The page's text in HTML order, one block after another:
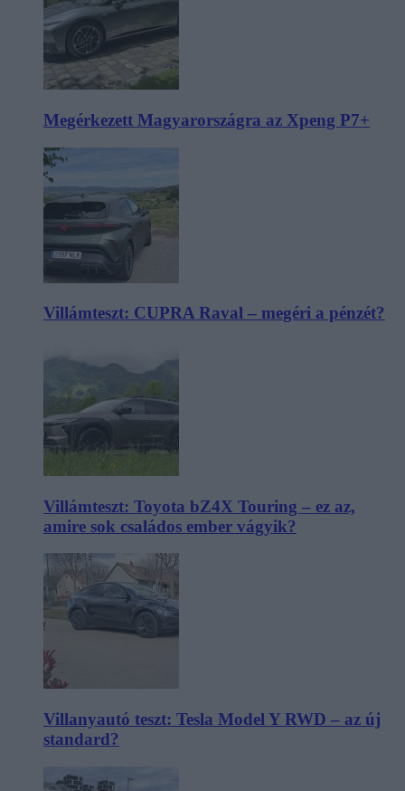
Megérkezett Magyarországra az Xpeng P7+
Villámteszt: CUPRA Raval – megéri a pénzét?
Villámteszt: Toyota bZ4X Touring – ez az,
amire sok családos ember vágyik?
Villanyautó teszt: Tesla Model Y RWD – az új
standard?